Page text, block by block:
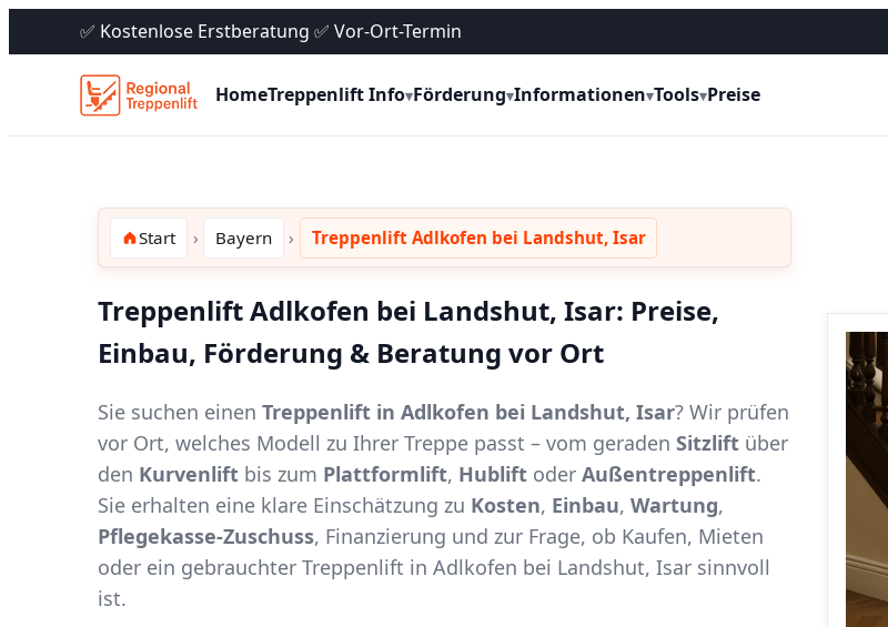
✅ Kostenlose Erstberatung ✅ Vor-Ort-Termin
HomeTreppenlift Info▾Förderung▾Informationen▾Tools▾Preise
Start Bayern Treppenlift Adlkofen bei Landshut, Isar
Treppenlift Adlkofen bei Landshut, Isar: Preise,
Einbau, Förderung & Beratung vor Ort
Sie suchen einen Treppenlift in Adlkofen bei Landshut, Isar? Wir prüfen
vor Ort, welches Modell zu Ihrer Treppe passt – vom geraden Sitzlift über
den Kurvenlift bis zum Plattformlift, Hublift oder Außentreppenlift.
Sie erhalten eine klare Einschätzung zu Kosten, Einbau, Wartung,
Pflegekasse-Zuschuss, Finanzierung und zur Frage, ob Kaufen, Mieten
oder ein gebrauchter Treppenlift in Adlkofen bei Landshut, Isar sinnvoll
ist.